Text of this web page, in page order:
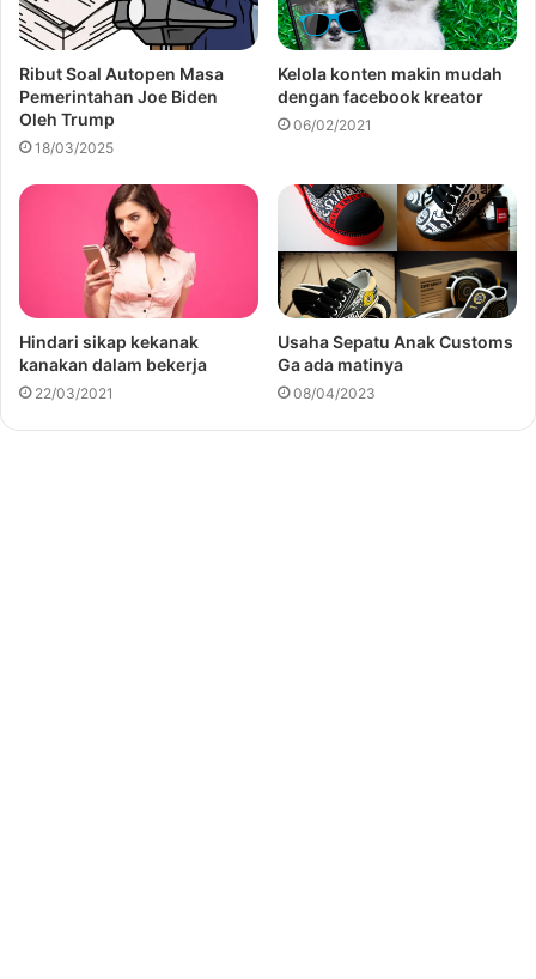
Ribut Soal Autopen Masa
Pemerintahan Joe Biden
Oleh Trump
18/03/2025
Kelola konten makin mudah
dengan facebook kreator
06/02/2021
Hindari sikap kekanak
kanakan dalam bekerja
22/03/2021
Usaha Sepatu Anak Customs
Ga ada matinya
08/04/2023